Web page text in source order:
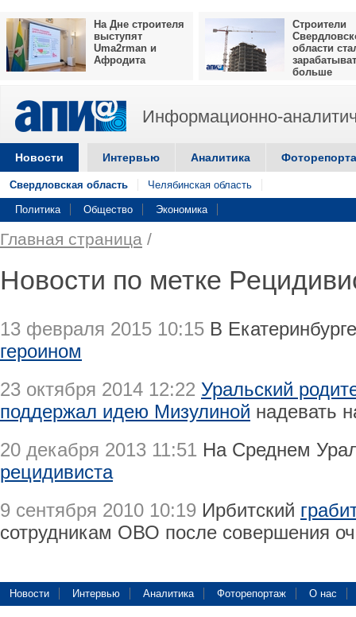
На Дне строителя
выступят
Uma2rman и
Афродита
Строители
области
больше
Информационно-
Новости Интервью Аналитика
Свердловская область Челябинская область
Политика Общество Экономика
Главная страница /
Новости по метке
13 февраля 2015 10:15 В
героином
23 октября 2014 12:22 Уральский
поддержал идею Мизулиной надевать
20 декабря 2013 11:51 На Среднем
рецидивиста
9 сентября 2010 10:19 Ирбитский
сотрудникам ОВО после совершения
Новости Интервью Аналитика Фоторепортаж О нас